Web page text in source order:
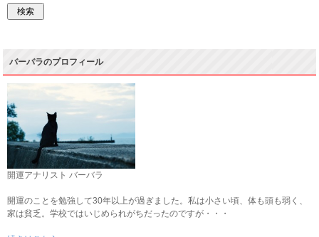
バーバラのプロフィール
開運アナリスト バーバラ
開運のことを勉強して30年以上が過ぎました。私は小さい頃、体も頭も弱く、
家は貧乏。学校ではいじめられがちだったのですが・・・